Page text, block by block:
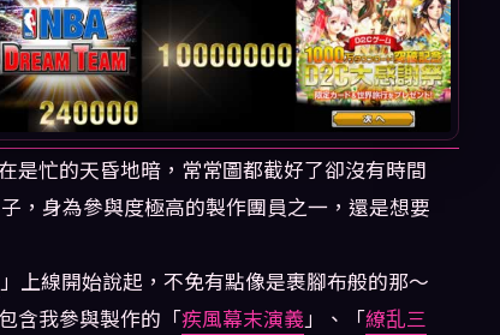
是忙的天昏地暗，常常圖都截好了卻沒有時間
，身為參與度極高的製作團員之一，還是想要
」上線開始說起，不免有點像是裹腳布般的那～
含我參與製作的「疾風幕末演義」、「繚乱三